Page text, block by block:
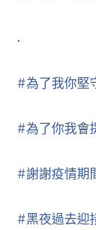
.
#為了我你堅
#為了你我會
#謝謝疫情期
#黑夜過去迎